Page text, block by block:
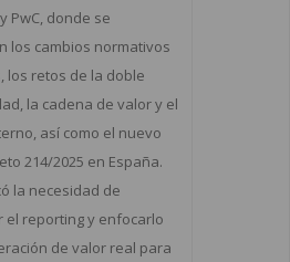
PwC, donde se
los cambios normativos
los retos de la doble
la cadena de valor y el
así como el nuevo
214/2025 en España.
la necesidad de
el reporting y enfocarlo
de valor real para